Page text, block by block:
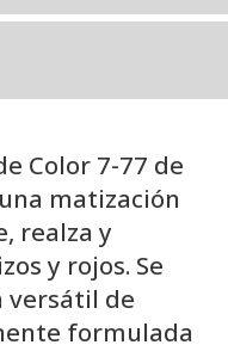
Color 7-77 de
matización
realza y
y rojos. Se
versátil de
formulada